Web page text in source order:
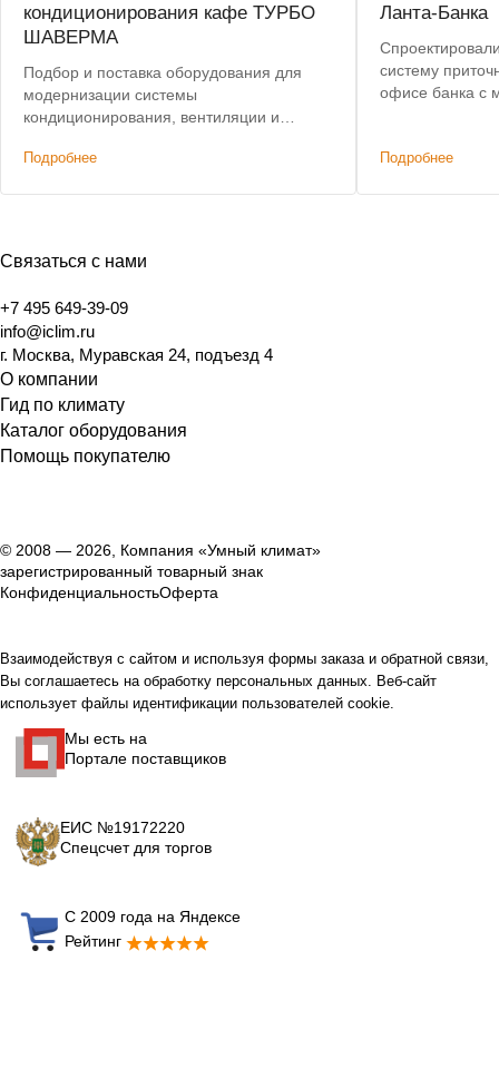
кондиционирования кафе ТУРБО
ШАВЕРМА
Подбор и поставка оборудования для
модернизации системы
кондиционирования, вентиляции и
Подробнее
Ланта-Банка
систему
офисе банка с
Подробнее
Связаться с нами
+7 495 649-39-09
info@iclim.ru
г. Москва, Муравская 24, подъезд 4
О компании
Гид по климату
Каталог оборудования
Помощь покупателю
© 2008 — 2026, Компания «Умный климат»
зарегистрированный товарный знак
КонфиденциальностьОферта
Взаимодействуя с сайтом и используя формы заказа и обратной связи,
Вы соглашаетесь на обработку персональных данных. Веб-сайт
использует файлы идентификации пользователей cookie.
Мы есть на
Портале поставщиков
ЕИС №19172220
Спецсчет для торгов
С 2009 года на Яндексе
Рейтинг